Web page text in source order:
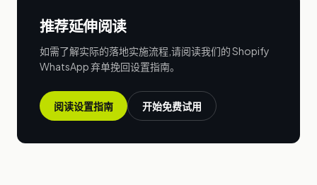
推荐延伸阅读
如需了解实际的落地实施流程,请阅读我们的 Shopify
WhatsApp 弃单挽回设置指南。
阅读设置指南 开始免费试用